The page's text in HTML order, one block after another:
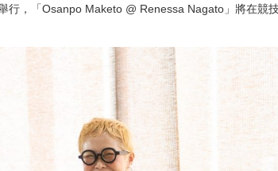
行，「Osanpo Maketo @ Renessa Nagato」將在競